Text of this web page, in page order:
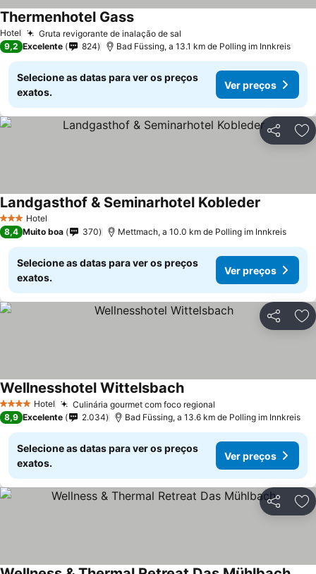
Hotel Gruta revigorante de inalação de sal
Thermenhotel Gass
9,2 Excelente 824 Bad Füssing, a 13.1 km de Polling im Innkreis
Selecione as datas para ver os preços
exatos.
Ver preços
Partilhar
3 EstrelasHotel
Landgasthof & Seminarhotel Kobleder
8,4 Muito boa 370 Mettmach, a 10.0 km de Polling im Innkreis
Selecione as datas para ver os preços
exatos.
Ver preços
Partilhar
4 EstrelasHotel Culinária gourmet com foco regional
Wellnesshotel Wittelsbach
8,9 Excelente 2.034 Bad Füssing, a 13.6 km de Polling im Innkreis
Selecione as datas para ver os preços
exatos.
Ver preços
Partilhar